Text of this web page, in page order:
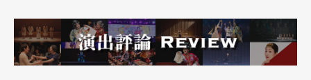
音樂嚴謹的結構裡。」簡而言之，對莫里斯而言，
音樂的迷人之處不只在於美麗的弦律變化，而在於
其具有表現各種人類豐沛情感的能力。這種音樂給